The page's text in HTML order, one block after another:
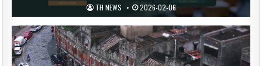
TH NEWS 2026-02-06